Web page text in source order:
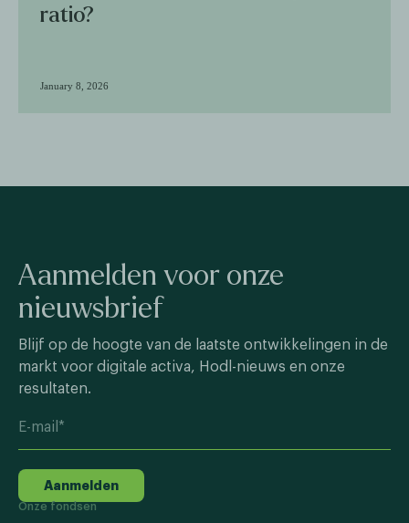
ratio?
January 8, 2026
Aanmelden voor onze
nieuwsbrief
Blijf op de hoogte van de laatste ontwikkelingen in de
markt voor digitale activa, Hodl-nieuws en onze
resultaten.
Aanmelden
Onze fondsen